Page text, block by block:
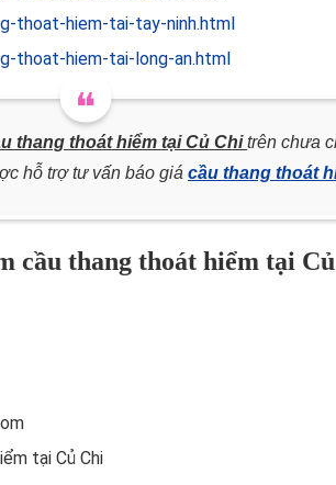
thoat-hiem-tai-tay-ninh.html
thoat-hiem-tai-long-an.html
thang thoát hiểm tại Củ Chitrên chưa
hỗ trợ tư vấn báo giá cầu thang thoát
cầu thang thoát hiểm tại
tại Củ Chi